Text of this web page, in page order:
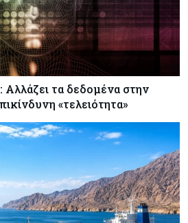
τα δεδομένα στην
«τελειότητα»